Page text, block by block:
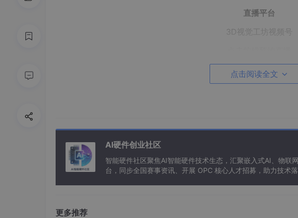
直播平台
3D视觉工坊视频号
主讲嘉宾
点击阅读全文
AI硬件创业社区
智能硬件社区聚焦AI智能硬件技术生态，汇聚嵌入式AI、物联
台，同步全国赛事资讯、开展 OPC 核心人才招募，助力技术落
更多推荐